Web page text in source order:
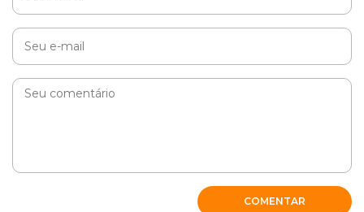
RESPONDER
COMENTAR